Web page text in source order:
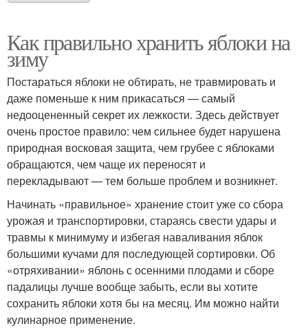
Как правильно хранить яблоки на
зиму
Постараться яблоки не обтирать, не травмировать и
даже поменьше к ним прикасаться — самый
недооцененный секрет их лежкости. Здесь действует
очень простое правило: чем сильнее будет нарушена
природная восковая защита, чем грубее с яблоками
обращаются, чем чаще их переносят и
перекладывают — тем больше проблем и возникнет.
Начинать «правильное» хранение стоит уже со сбора
урожая и транспортировки, стараясь свести удары и
травмы к минимуму и избегая наваливания яблок
большими кучами для последующей сортировки. Об
«отряхивании» яблонь с осенними плодами и сборе
падалицы лучше вообще забыть, если вы хотите
сохранить яблоки хотя бы на месяц. Им можно найти
кулинарное применение.